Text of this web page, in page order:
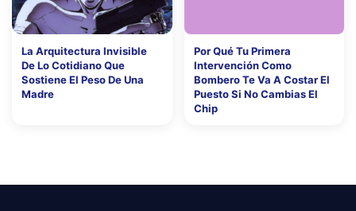
La Arquitectura Invisible
De Lo Cotidiano Que
Sostiene El Peso De Una
Madre
Por Qué Tu Primera
Intervención Como
Bombero Te Va A Costar El
Puesto Si No Cambias El
Chip